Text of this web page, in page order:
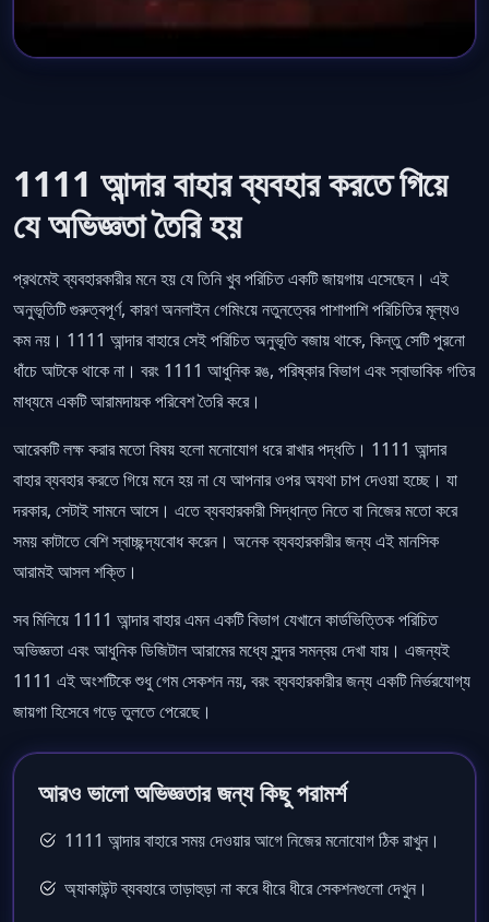
1111 আন্দার বাহার ব্যবহার করতে গিয়ে
যে অভিজ্ঞতা তৈরি হয়
প্রথমেই ব্যবহারকারীর মনে হয় যে তিনি খুব পরিচিত একটি জায়গায় এসেছেন। এই
অনুভূতিটি গুরুত্বপূর্ণ, কারণ অনলাইন গেমিংয়ে নতুনত্বের পাশাপাশি পরিচিতির মূল্যও
কম নয়। 1111 আন্দার বাহারে সেই পরিচিত অনুভূতি বজায় থাকে, কিন্তু সেটি পুরনো
ধাঁচে আটকে থাকে না। বরং 1111 আধুনিক রঙ, পরিষ্কার বিভাগ এবং স্বাভাবিক গতির
মাধ্যমে একটি আরামদায়ক পরিবেশ তৈরি করে।
আরেকটি লক্ষ করার মতো বিষয় হলো মনোযোগ ধরে রাখার পদ্ধতি। 1111 আন্দার
বাহার ব্যবহার করতে গিয়ে মনে হয় না যে আপনার ওপর অযথা চাপ দেওয়া হচ্ছে। যা
দরকার, সেটাই সামনে আসে। এতে ব্যবহারকারী সিদ্ধান্ত নিতে বা নিজের মতো করে
সময় কাটাতে বেশি স্বাচ্ছন্দ্যবোধ করেন। অনেক ব্যবহারকারীর জন্য এই মানসিক
আরামই আসল শক্তি।
সব মিলিয়ে 1111 আন্দার বাহার এমন একটি বিভাগ যেখানে কার্ডভিত্তিক পরিচিত
অভিজ্ঞতা এবং আধুনিক ডিজিটাল আরামের মধ্যে সুন্দর সমন্বয় দেখা যায়। এজন্যই
1111 এই অংশটিকে শুধু গেম সেকশন নয়, বরং ব্যবহারকারীর জন্য একটি নির্ভরযোগ্য
জায়গা হিসেবে গড়ে তুলতে পেরেছে।
আরও ভালো অভিজ্ঞতার জন্য কিছু পরামর্শ
1111 আন্দার বাহারে সময় দেওয়ার আগে নিজের মনোযোগ ঠিক রাখুন।
অ্যাকাউন্ট ব্যবহারে তাড়াহুড়া না করে ধীরে ধীরে সেকশনগুলো দেখুন।